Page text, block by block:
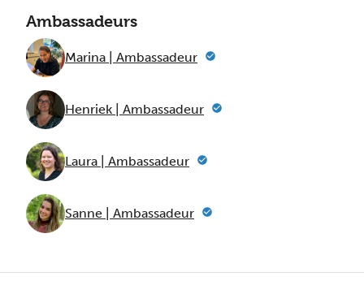
Ambassadeurs
Marina | Ambassadeur
Henriek | Ambassadeur
Laura | Ambassadeur
Sanne | Ambassadeur